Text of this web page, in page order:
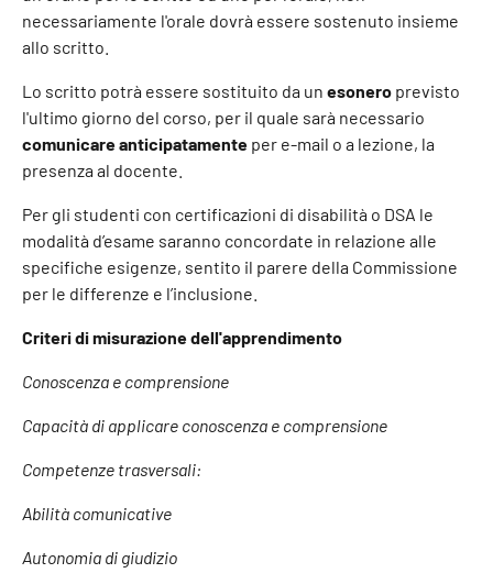
necessariamente l'orale dovrà essere sostenuto insieme
allo scritto.
Lo scritto potrà essere sostituito da un esonero previsto
l'ultimo giorno del corso, per il quale sarà necessario
comunicare anticipatamente per e-mail o a lezione, la
presenza al docente.
Per gli studenti con certificazioni di disabilità o DSA le
modalità d’esame saranno concordate in relazione alle
specifiche esigenze, sentito il parere della Commissione
per le differenze e l’inclusione.
Criteri di misurazione dell'apprendimento
Conoscenza e comprensione
Capacità di applicare conoscenza e comprensione
Competenze trasversali:
Abilità comunicative
Autonomia di giudizio